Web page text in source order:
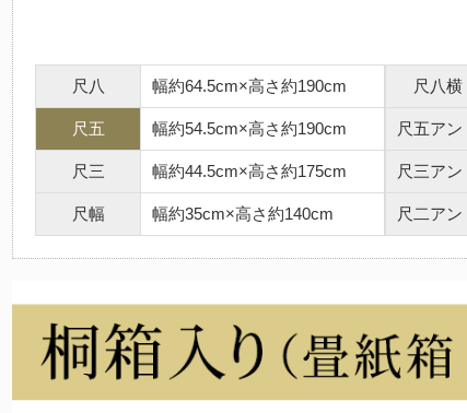
尺八 幅約64.5cm×高さ約190cm
尺五 幅約54.5cm×高さ約190cm
尺三 幅約44.5cm×高さ約175cm
尺幅 幅約35cm×高さ約140cm
尺八横
尺五アン
尺三アン
尺二アン